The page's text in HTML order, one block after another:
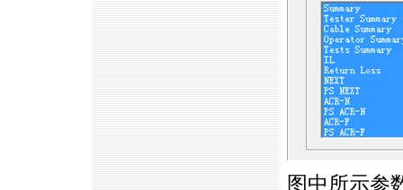
图中所示参